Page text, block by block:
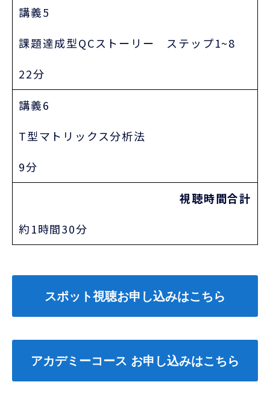
講義5
課題達成型QCストーリー ステップ1~8
22分
講義6
T型マトリックス分析法
9分
視聴時間合計
約1時間30分
スポット視聴お申し込みはこちら
アカデミーコース お申し込みはこちら